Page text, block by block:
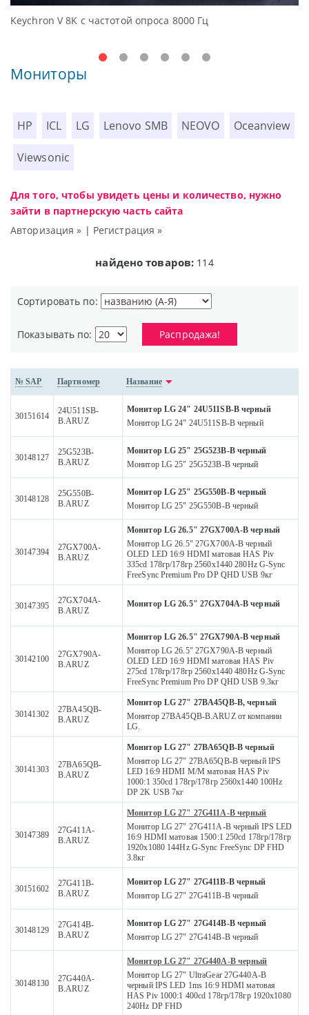
Keychron V 8K с частотой опроса 8000 Гц
Мониторы
HP ICL LG Lenovo SMB NEOVO Oceanview
Viewsonic
Для того, чтобы увидеть цены и количество, нужно
зайти в партнерскую часть сайта
Авторизация » | Регистрация »
найдено товаров: 114
Сортировать по:
Показывать по: Распродажа!
№ SAP Партномер Название
30151614
24U511SB-
B.ARUZ
Монитор LG 24" 24U511SB-B черный
Монитор LG 24" 24U511SB-B черный
30148127
25G523B-
B.ARUZ
Монитор LG 25" 25G523B-B черный
Монитор LG 25" 25G523B-B черный
30148128
25G550B-
B.ARUZ
Монитор LG 25" 25G550B-B черный
Монитор LG 25" 25G550B-B черный
30147394
27GX700A-
B.ARUZ
Монитор LG 26.5" 27GX700A-B черный
Монитор LG 26.5" 27GX700A-B черный
OLED LED 16:9 HDMI матовая HAS Piv
335cd 178гр/178гр 2560x1440 280Hz G-Sync
FreeSync Premium Pro DP QHD USB 9кг
30147395
27GX704A-
B.ARUZ
Монитор LG 26.5" 27GX704A-B черный
30142100
27GX790A-
B.ARUZ
Монитор LG 26.5" 27GX790A-B черный
Монитор LG 26.5" 27GX790A-B черный
OLED LED 16:9 HDMI матовая HAS Piv
275cd 178гр/178гр 2560x1440 480Hz G-Sync
FreeSync Premium Pro DP QHD USB 9.3кг
30141302
27BA45QB-
B.ARUZ
Монитор LG 27" 27BA45QB-B, черный
Монитор 27BA45QB-B.ARUZ от компании
LG.
30141303
27BA65QB-
B.ARUZ
Монитор LG 27" 27BA65QB-B черный
Монитор LG 27" 27BA65QB-B черный IPS
LED 16:9 HDMI M/M матовая HAS Piv
1000:1 350cd 178гр/178гр 2560x1440 100Hz
DP 2K USB 7кг
30147389
27G411A-
B.ARUZ
Монитор LG 27" 27G411A-B черный
Монитор LG 27" 27G411A-B черный IPS LED
16:9 HDMI матовая 1500:1 250cd 178гр/178гр
1920x1080 144Hz G-Sync FreeSync DP FHD
3.8кг
30151602
27G411B-
B.ARUZ
Монитор LG 27" 27G411B-B черный
Монитор LG 27" 27G411B-B черный
30148129
27G414B-
B.ARUZ
Монитор LG 27" 27G414B-B черный
Монитор LG 27" 27G414B-B черный
30148130
27G440A-
B.ARUZ
Монитор LG 27" 27G440A-B черный
Монитор LG 27" UltraGear 27G440A-B
черный IPS LED 1ms 16:9 HDMI матовая
HAS Piv 1000:1 400cd 178гр/178гр 1920x1080
240Hz DP FHD